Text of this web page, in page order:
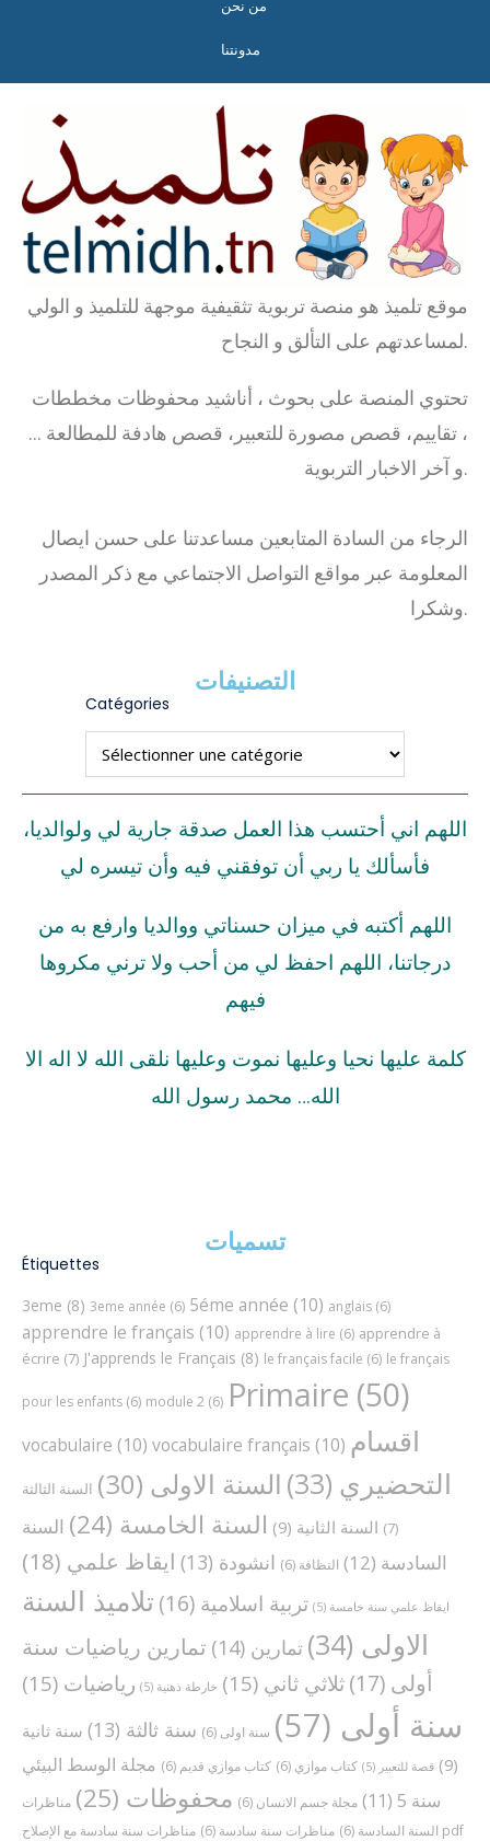
من نحن
مدونتنا
موقع تلميذ هو منصة تربوية تثقيفية موجهة للتلميذ و الولي
لمساعدتهم على التألق و النجاح.
تحتوي المنصة على بحوث ، أناشيد محفوظات مخططات
، تقاييم، قصص مصورة للتعبير، قصص هادفة للمطالعة …
و آخر الاخبار التربوية.
الرجاء من السادة المتابعين مساعدتنا على حسن ايصال
المعلومة عبر مواقع التواصل الاجتماعي مع ذكر المصدر
وشكرا.
التصنيفات
Catégories
اللهم اني أحتسب هذا العمل صدقة جارية لي ولوالديا،
فأسألك يا ربي أن توفقني فيه وأن تيسره لي
اللهم أكتبه في ميزان حسناتي ووالديا وارفع به من
درجاتنا، اللهم احفظ لي من أحب ولا ترني مكروها
فيهم
كلمة عليها نحيا وعليها نموت وعليها نلقى الله لا اله الا
الله… محمد رسول الله
تسميات
Étiquettes
3eme (8) 3eme année (6) 5éme année (10) anglais (6)
apprendre le français (10) apprendre à lire (6) apprendre à
écrire (7) J'apprends le Français (8) le français facile (6) le français
pour les enfants (6) module 2 (6) Primaire (50)
vocabulaire (10) vocabulaire français (10) اقسام
التحضيري (33) السنة الاولى (30)
السنة الثالثة
(7)
السنة الثانية (9) السنة الخامسة (24)
السنة
السادسة (12) النظافة (6) انشودة (13) ايقاظ علمي (18)
ايقاظ علمي سنة خامسة (5) تربية اسلامية (16)
تلاميذ السنة
الاولى (34) تمارين (14)
تمارين رياضيات سنة
أولى (17) ثلاثي ثاني (15) خارطة ذهنية (5) رياضيات (15)
سنة أولى (57) سنة اولى (6) سنة ثالثة (13)
سنة ثانية
(9)
قصة للتعبير (5) كتاب موازي (6) كتاب موازي قديم (6)
مجلة الوسط البيئي
سنة 5
(11) مجلة جسم الانسان (6) محفوظات (25)
مناظرات
السنة السادسة (6) مناظرات سنة سادسة (6) مناظرات سنة سادسة مع الإصلاح pdf